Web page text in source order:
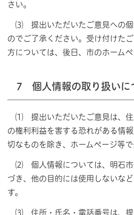
さい。
⑶ 提出いただいたご意見への個
のでご了承ください。受け付けた
方については、後日、市のホームペ
7 個人情報の取り扱いに
⑴ 提出いただいたご意見は、住
の権利利益を害する恐れがある情
切なものを除き、ホームページ等で
⑵ 個人情報については、明石市
づき、他の目的には使用しないな
す。
⑶ 住所・氏名・電話番号は、提